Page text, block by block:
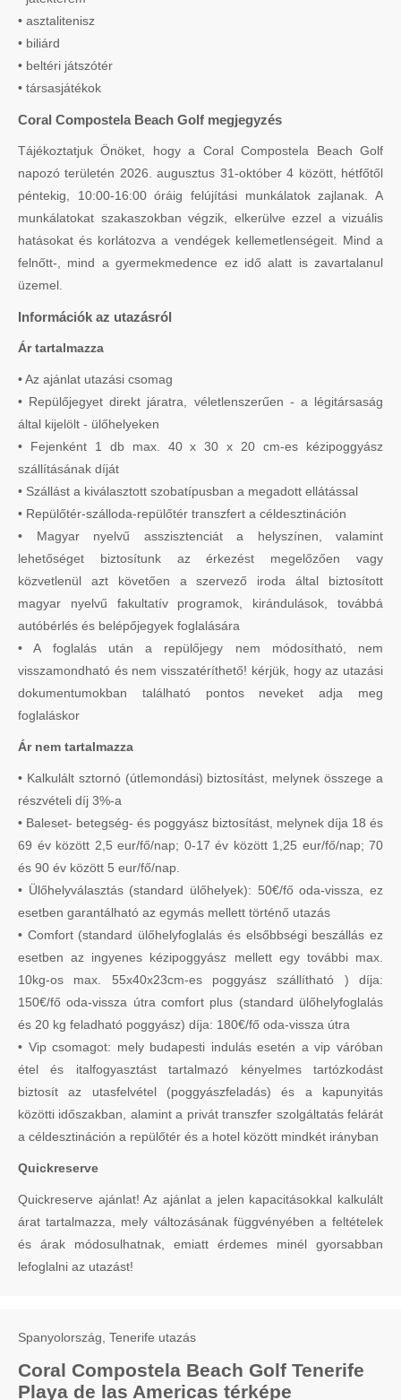
• asztalitenisz
• biliárd
• beltéri játszótér
• társasjátékok
Coral Compostela Beach Golf megjegyzés
Tájékoztatjuk Önöket, hogy a Coral Compostela Beach Golf
napozó területén 2026. augusztus 31-október 4 között, hétfőtől
péntekig, 10:00-16:00 óráig felújítási munkálatok zajlanak. A
munkálatokat szakaszokban végzik, elkerülve ezzel a vizuális
hatásokat és korlátozva a vendégek kellemetlenségeit. Mind a
felnőtt-, mind a gyermekmedence ez idő alatt is zavartalanul
üzemel.
Információk az utazásról
Ár tartalmazza
• Az ajánlat utazási csomag
• Repülőjegyet direkt járatra, véletlenszerűen - a légitársaság
által kijelölt - ülőhelyeken
• Fejenként 1 db max. 40 x 30 x 20 cm-es kézipoggyász
szállításának díját
• Szállást a kiválasztott szobatípusban a megadott ellátással
• Repülőtér-szálloda-repülőtér transzfert a céldesztináción
• Magyar nyelvű asszisztenciát a helyszínen, valamint
lehetőséget biztosítunk az érkezést megelőzően vagy
közvetlenül azt követően a szervező iroda által biztosított
magyar nyelvű fakultatív programok, kirándulások, továbbá
autóbérlés és belépőjegyek foglalására
• A foglalás után a repülőjegy nem módosítható, nem
visszamondható és nem visszatéríthető! kérjük, hogy az utazási
dokumentumokban található pontos neveket adja meg
foglaláskor
Ár nem tartalmazza
• Kalkulált sztornó (útlemondási) biztosítást, melynek összege a
részvételi díj 3%-a
• Baleset- betegség- és poggyász biztosítást, melynek díja 18 és
69 év között 2,5 eur/fő/nap; 0-17 év között 1,25 eur/fő/nap; 70
és 90 év között 5 eur/fő/nap.
• Ülőhelyválasztás (standard ülőhelyek): 50€/fő oda-vissza, ez
esetben garantálható az egymás mellett történő utazás
• Comfort (standard ülőhelyfoglalás és elsőbbségi beszállás ez
esetben az ingyenes kézipoggyász mellett egy további max.
10kg-os max. 55x40x23cm-es poggyász szállítható ) díja:
150€/fő oda-vissza útra comfort plus (standard ülőhelyfoglalás
és 20 kg feladható poggyász) díja: 180€/fő oda-vissza útra
• Vip csomagot: mely budapesti indulás esetén a vip váróban
étel és italfogyasztást tartalmazó kényelmes tartózkodást
biztosít az utasfelvétel (poggyászfeladás) és a kapunyitás
közötti időszakban, alamint a privát transzfer szolgáltatás felárát
a céldesztináción a repülőtér és a hotel között mindkét irányban
Quickreserve
Quickreserve ajánlat! Az ajánlat a jelen kapacitásokkal kalkulált
árat tartalmazza, mely változásának függvényében a feltételek
és árak módosulhatnak, emiatt érdemes minél gyorsabban
lefoglalni az utazást!
Spanyolország, Tenerife utazás
Coral Compostela Beach Golf Tenerife
Playa de las Americas térképe